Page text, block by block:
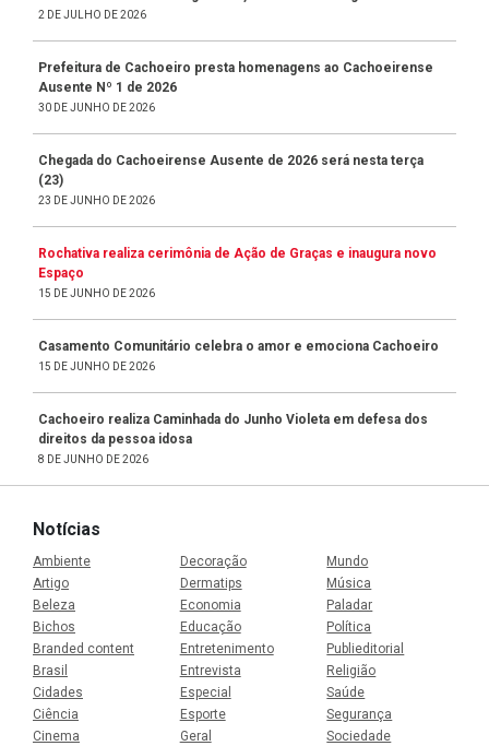
2 DE JULHO DE 2026
Prefeitura de Cachoeiro presta homenagens ao Cachoeirense
Ausente Nº 1 de 2026
30 DE JUNHO DE 2026
Chegada do Cachoeirense Ausente de 2026 será nesta terça
(23)
23 DE JUNHO DE 2026
Rochativa realiza cerimônia de Ação de Graças e inaugura novo
Espaço
15 DE JUNHO DE 2026
Casamento Comunitário celebra o amor e emociona Cachoeiro
15 DE JUNHO DE 2026
Cachoeiro realiza Caminhada do Junho Violeta em defesa dos
direitos da pessoa idosa
8 DE JUNHO DE 2026
Notícias
Ambiente
Artigo
Beleza
Bichos
Branded content
Brasil
Cidades
Ciência
Cinema
Decoração
Dermatips
Economia
Educação
Entretenimento
Entrevista
Especial
Esporte
Geral
Mundo
Música
Paladar
Política
Publieditorial
Religião
Saúde
Segurança
Sociedade